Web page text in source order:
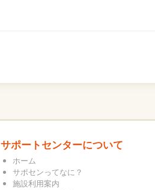
サポートセンターについて
ホーム
サポセンってなに？
施設利用案内